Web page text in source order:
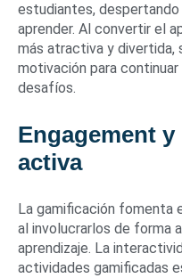
estudiantes,
aprender. Al convertir el
más atractiva y divertida,
motivación para
desafíos.
Engagement
activa
La gamificación fomenta
al involucrarlos de forma
aprendizaje. La
actividades gamificadas